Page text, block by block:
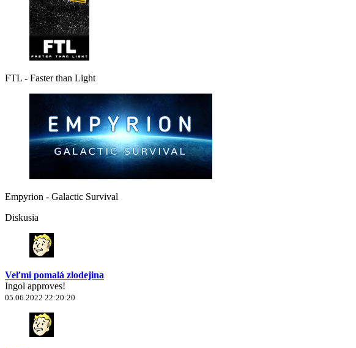
FTL - Faster than Light
Empyrion - Galactic Survival
Diskusia
Veľmi pomalá zlodejina
Ingol approves!
05.06.2022 22:20:20